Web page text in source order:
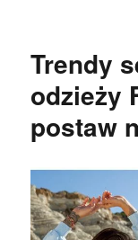
Trendy
odzieży
postaw